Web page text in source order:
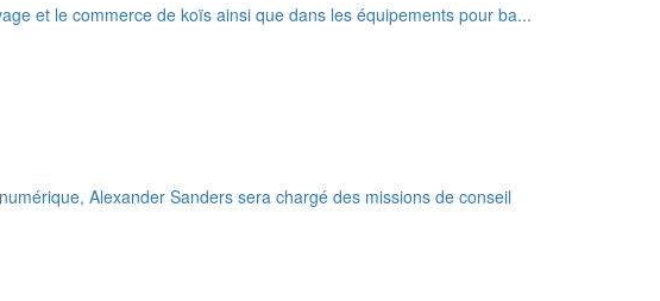
et le commerce de koïs ainsi que dans les équipements pour ba...
Alexander Sanders sera chargé des missions de conseil